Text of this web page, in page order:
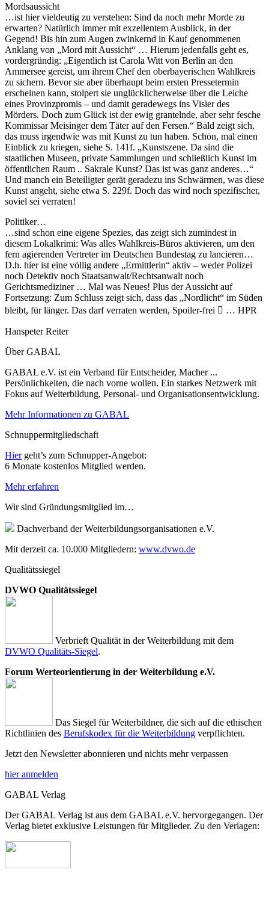
Mordsaussicht
…ist hier vieldeutig zu verstehen: Sind da noch mehr Morde zu
erwarten? Natürlich immer mit exzellentem Ausblick, in der
Gegend! Bis hin zum Augen zwinkernd in Kauf genommenen
Anklang von „Mord mit Aussicht“ … Hierum jedenfalls geht es,
vordergründig: „Eigentlich ist Carola Witt von Berlin an den
Ammersee gereist, um ihrem Chef den oberbayerischen Wahlkreis
zu sichern. Bevor sie aber überhaupt beim ersten Pressetermin
erscheinen kann, stolpert sie unglücklicherweise über die Leiche
eines Provinzpromis – und damit geradewegs ins Visier des
Mörders. Doch zum Glück ist der ewig grantelnde, aber sehr fesche
Kommissar Meisinger dem Täter auf den Fersen.“ Bald zeigt sich,
das muss irgendwie was mit Kunst zu tun haben. Schön, mal einen
Einblick zu kriegen, siehe S. 141f. „Kunstszene. Da sind die
staatlichen Museen, private Sammlungen und schließlich Kunst im
öffentlichen Raum .. Sakrale Kunst? Das ist was ganz anderes…“
Und manch ein Beteiligter gerät geradezu ins Schwärmen, was diese
Kunst angeht, siehe etwa S. 229f. Doch das wird noch spezifischer,
soviel sei verraten!
Politiker…
…sind schon eine eigene Spezies, das zeigt sich zumindest in
diesem Lokalkrimi: Was alles Wahlkreis-Büros aktivieren, um den
fern agierenden Vertreter im Deutschen Bundestag zu lancieren…
D.h. hier ist eine völlig andere „Ermittlerin“ aktiv – weder Polizei
noch Detektiv noch Staatsanwalt/Rechtsanwalt noch
Gerichtsmediziner … Mal was Neues! Plus der Aussicht auf
Fortsetzung: Zum Schluss zeigt sich, dass das „Nordlicht“ im Süden
bleibt, für länger. Das darf verraten werden, Spoiler-frei  … HPR
Hanspeter Reiter
Über GABAL
GABAL e.V. ist ein Verband für Entscheider, Macher ...
Persönlichkeiten, die nach vorne wollen. Ein starkes Netzwerk mit
Fokus auf Weiterbildung, Personal- und Organisationsentwicklung.
Mehr Informationen zu GABAL
Schnuppermitgliedschaft
Hiergeht’s zum Schnupper-Angebot:
6 Monate kostenlos Mitglied werden.
Mehr erfahren
Wir sind Gründungsmitglied im…
Dachverband der Weiterbildungsorganisationen e.V.
Mit derzeit ca. 10.000 Mitgliedern: www.dvwo.de
Qualitätssiegel
DVWO Qualitätssiegel
Verbrieft Qualität in der Weiterbildung mit dem
DVWO Qualitäts-Siegel.
Forum Werteorientierung in der Weiterbildung e.V.
Das Siegel für Weiterbildner, die sich auf die ethischen
Richtlinien des Berufskodex für die Weiterbildung verpflichten.
Jetzt den Newsletter abonnieren und nichts mehr verpassen
hier anmelden
GABAL Verlag
Der GABAL Verlag ist aus dem GABAL e.V. hervorgegangen. Der
Verlag bietet exklusive Leistungen für Mitglieder. Zu den Verlagen: